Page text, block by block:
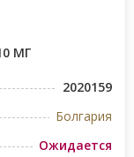
МГ
2020159
Болгария
Ожидается